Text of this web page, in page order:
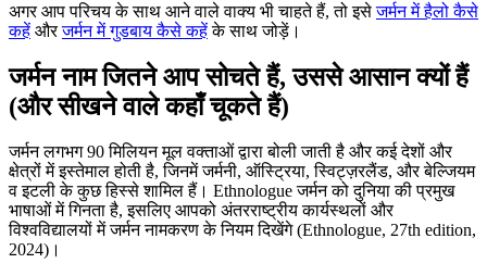
अगर आप परिचय के साथ आने वाले वाक्य भी चाहते हैं, तो इसेजर्मन में हैलो कैसे
कहें औरजर्मन में गुडबाय कैसे कहेंके साथ जोड़ें।
जर्मन नाम जितने आप सोचते हैं, उससे आसान क्यों हैं
(और सीखने वाले कहाँ चूकते हैं)
जर्मन लगभग 90 मिलियन मूल वक्ताओं द्वारा बोली जाती है और कई देशों और
क्षेत्रों में इस्तेमाल होती है, जिनमें जर्मनी, ऑस्ट्रिया, स्विट्ज़रलैंड, और बेल्जियम
व इटली के कुछ हिस्से शामिल हैं। Ethnologue जर्मन को दुनिया की प्रमुख
भाषाओं में गिनता है, इसलिए आपको अंतरराष्ट्रीय कार्यस्थलों और
विश्वविद्यालयों में जर्मन नामकरण के नियम दिखेंगे (Ethnologue, 27th edition,
2024)।